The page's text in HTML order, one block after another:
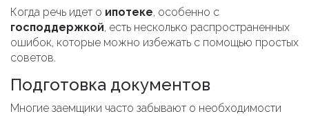
Когда речь идет о ипотеке, особенно с
господдержкой, есть несколько распространенных
ошибок, которые можно избежать с помощью простых
советов.
Подготовка документов
Многие заемщики часто забывают о необходимости